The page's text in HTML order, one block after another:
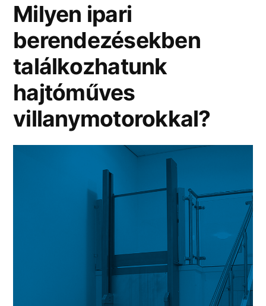
Milyen ipari
berendezésekben
találkozhatunk
hajtóműves
villanymotorokkal?